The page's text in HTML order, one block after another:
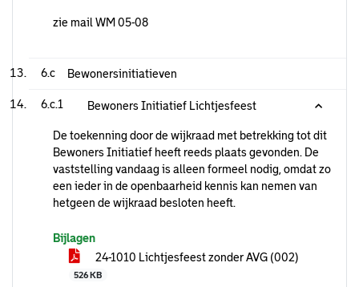
zie mail WM 05-08
6.c Bewonersinitiatieven
6.c.1 Bewoners Initiatief Lichtjesfeest
De toekenning door de wijkraad met betrekking tot dit
Bewoners Initiatief heeft reeds plaats gevonden. De
vaststelling vandaag is alleen formeel nodig, omdat zo
een ieder in de openbaarheid kennis kan nemen van
hetgeen de wijkraad besloten heeft.
Bijlagen
24-1010 Lichtjesfeest zonder AVG (002)
526 KB